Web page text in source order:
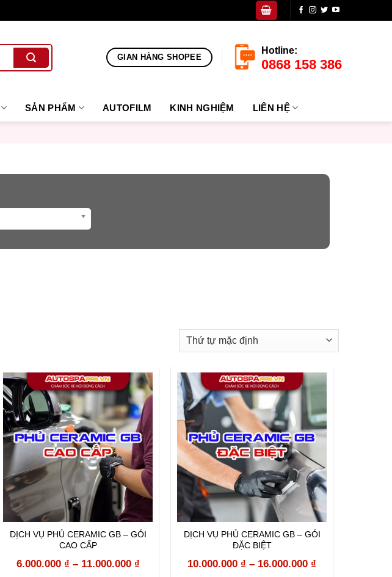
GIAN HÀNG SHOPEE
Hotline:
0868 158 386
SẢN PHẨM AUTOFILM KINH NGHIỆM LIÊN HỆ
DỊCH VỤ PHỦ CERAMIC GB – GÓI
CAO CẤP
6.000.000 ₫ – 11.000.000 ₫
DỊCH VỤ PHỦ CERAMIC GB – GÓI
ĐẶC BIỆT
10.000.000 ₫ – 16.000.000 ₫